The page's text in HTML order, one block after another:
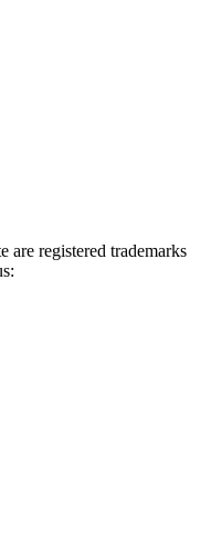
are registered trademarks